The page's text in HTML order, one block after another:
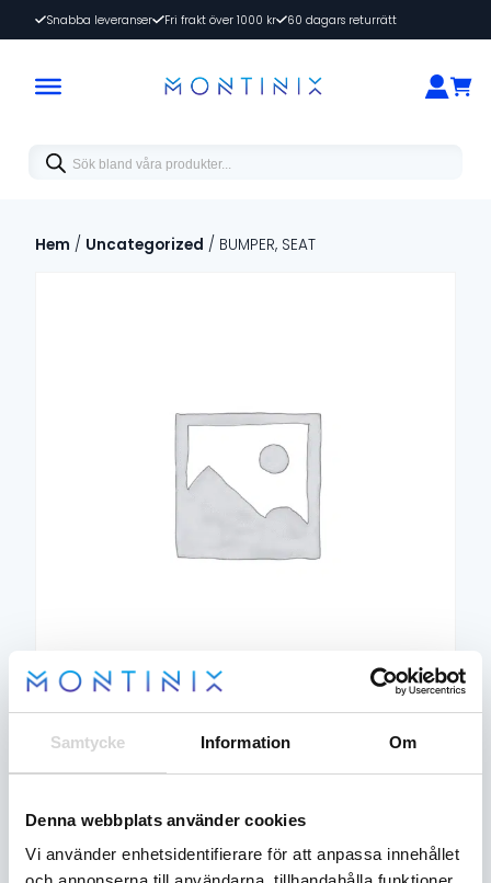
Samtycke Information Om
Denna webbplats använder cookies
Vi använder enhetsidentifierare för att anpassa innehållet
Snabba leveranser Fri frakt över 1000 kr 60 dagars returrätt
Products
search
Hem / Uncategorized / BUMPER, SEAT
BUMPER, SEAT 52
Artikelnummer:
SEAT
Lägg till i
varukorg